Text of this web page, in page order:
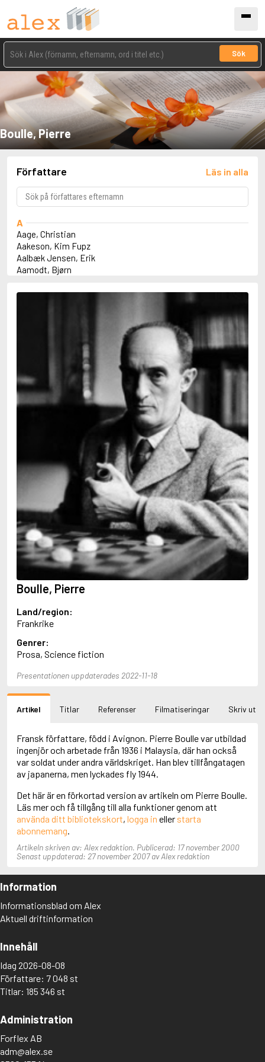
Sök
Boulle, Pierre
Författare Läs in alla
A
Aage, Christian
Aakeson, Kim Fupz
Aalbæk Jensen, Erik
Aamodt, Bjørn
Abbey, Kieran
Abdel-Fattah, Randa
Abedi, Isabel
Abele, Inga
Abgarjan, Narine
Abrahams, Peter (f. 1947)
Abrahamson, Emmy
Abse, Dannie
Abu-Jaber, Diana
Abulhawa, Susan
Aburas, Lone
Achebe, Chinua
Achmatova, Anna
Aciman, André
Ackebo, Lena
Acker, Kathy
Ackroyd, Peter
Adam de la Halle
Adams, Douglas
Adams, Herbert
Adams, Jane
Adams, Richard
Adbåge, Emma
Adbåge, Lisen
Adichie, Chimamanda Ngozi
Adiga, Aravind
Adnan, Etel
Adolfsson, Eva
Adolfsson, Evert
Adolfsson, Gunnar
Adolfsson, Josefine
Adolfsson, Maria
Adolphsen, Peter
Boulle, Pierre
Land/region:
Frankrike
Genrer:
Prosa, Science fiction
Presentationen uppdaterades 2022-11-18
Artikel Titlar Referenser Filmatiseringar Skriv ut
Fransk författare, född i Avignon. Pierre Boulle var utbildad
ingenjör och arbetade från 1936 i Malaysia, där han också
var soldat under andra världskriget. Han blev tillfångatagen
av japanerna, men lyckades fly 1944.
Det här är en förkortad version av artikeln om Pierre Boulle.
Läs mer och få tillgång till alla funktioner genom att
använda ditt bibliotekskort, logga in eller starta
abonnemang.
Artikeln skriven av: Alex redaktion. Publicerad: 17 november 2000
Senast uppdaterad: 27 november 2007 av Alex redaktion
Information
Informationsblad om Alex
Aktuell driftinformation
Innehåll
Idag 2026-08-08
Författare: 7 048 st
Titlar: 185 346 st
Administration
Forflex AB
adm@alex.se